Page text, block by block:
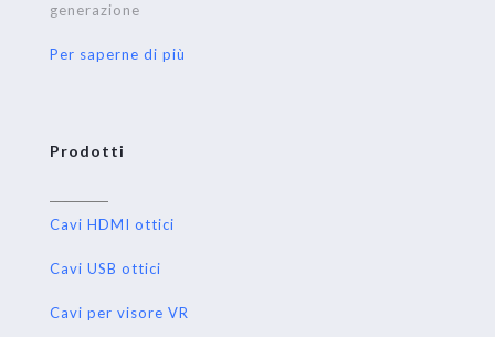
generazione
Per saperne di più
Prodotti
Cavi HDMI ottici
Cavi USB ottici
Cavi per visore VR